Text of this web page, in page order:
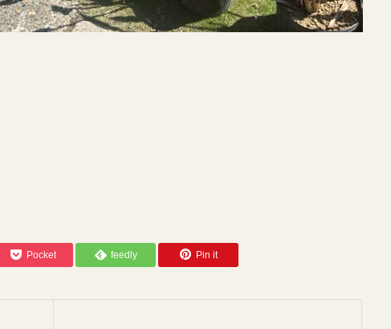
Pocket feedly Pin it